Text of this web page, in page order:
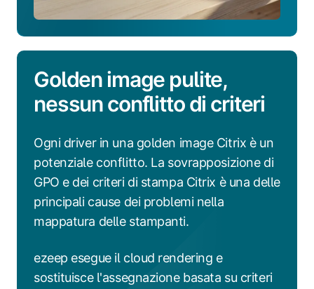
Golden image pulite,
nessun conflitto di criteri
Ogni driver in una golden image Citrix è un
potenziale conflitto. La sovrapposizione di
GPO e dei criteri di stampa Citrix è una delle
principali cause dei problemi nella
mappatura delle stampanti.
ezeep esegue il cloud rendering e
sostituisce l'assegnazione basata su criteri